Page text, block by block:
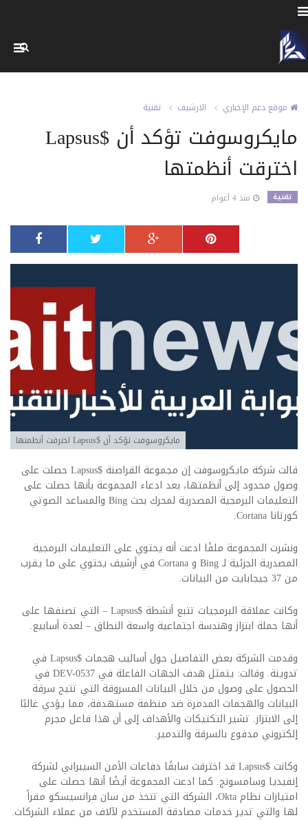
موقع دعم الإخباري الارشيف تقنية
مايكروسوفت تؤكد أن $Lapsus
اخترقت أنظمتها
تقنية منذ 4 أعوام
مايكروسوفت تؤكد أن $Lapsus اخترقت أنظمتها
قالت شركة مايكروسوفت إن مجموعة القراصنة $Lapsus حصلت على
وصول محدود إلى أنظمتها، بعد ادعاء المجموعة بأنها حصلت على
التعليمات البرمجية المصدرية لمحرك بحث Bing والمساعد الصوتي
كورتانا Cortana.
ونشرت المجموعة ملفًا ادعت أنه يحتوي على التعليمات البرمجية
المصدرية الجزئية لـ Bing و Cortana في أرشيف يحتوي على ما يقرب
من 37 جيجابايت من البيانات.
وكانت عملاقة البرمجيات تتبع أنشطة $Lapsus – التي تصنفها على
أنها حملة ابتزاز وهندسة اجتماعية واسعة النطاق – لعدة أسابيع.
وقدمت الشركة بعض التفاصيل حول أساليب هجمات $Lapsus في
تدوينة. وقالت: يتمثل هدف الجهات الفاعلة في DEV-0537 في
الحصول على وصول من خلال البيانات المسروقة التي تتيح سرقة
البيانات والهجمات المدمرة ضد منظمة مستهدفة، مما يؤدي غالبًا
إلى الابتزاز. تشير التكتيكات والأهداف إلى أن هذا فاعل مجرم
إلكتروني مدفوع بالسرقة والتدمير.
وكانت $Lapsus قد اخترقت سابقًا دفاعات الأمن السيبراني لشركة
إنفيديا وسامسونج. كما ادعت المجموعة أيضًا أنها حصلت على
امتيازات نظام Okta، الشركة التي تتخذ من سان فرانسيسكو مقراً
لها والتي تدير خدمات مصادقة المستخدم لآلاف من عملاء الشركات.